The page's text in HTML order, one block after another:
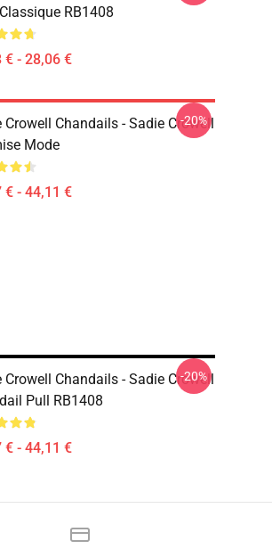
RB1408
€ - 28,06 €
Crowell Chandails - Sadie Crowell
Mode
€ - 44,11 €
-20%
Crowell Chandails - Sadie Crowell
Pull RB1408
€ - 44,11 €
-20%